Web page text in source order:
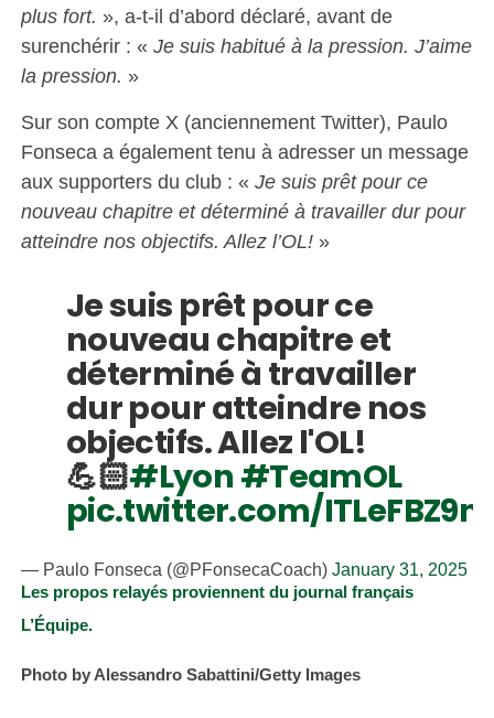
plus fort. », a-t-il d’abord déclaré, avant de
surenchérir : « Je suis habitué à la pression. J’aime
la pression. »
Sur son compte X (anciennement Twitter), Paulo
Fonseca a également tenu à adresser un message
aux supporters du club : « Je suis prêt pour ce
nouveau chapitre et déterminé à travailler dur pour
atteindre nos objectifs. Allez l’OL! »
Je suis prêt pour ce
nouveau chapitre et
déterminé à travailler
dur pour atteindre nos
objectifs. Allez l'OL!
💪🏻#Lyon #TeamOL
pic.twitter.com/
— Paulo Fonseca (@PFonsecaCoach) January 31, 2025
Les propos relayés proviennent du journal français
L’Équipe.
Photo by Alessandro Sabattini/Getty Images